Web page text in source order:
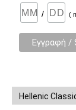
/ (
Hellenic